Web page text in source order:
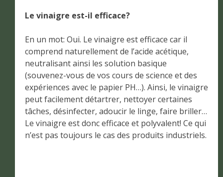
Le vinaigre est-il efficace?
En un mot: Oui. Le vinaigre est efficace car il
comprend naturellement de l’acide acétique,
neutralisant ainsi les solution basique
(souvenez-vous de vos cours de science et des
expériences avec le papier PH…). Ainsi, le vinaigre
peut facilement détartrer, nettoyer certaines
tâches, désinfecter, adoucir le linge, faire briller…
Le vinaigre est donc efficace et polyvalent! Ce qui
n’est pas toujours le cas des produits industriels.